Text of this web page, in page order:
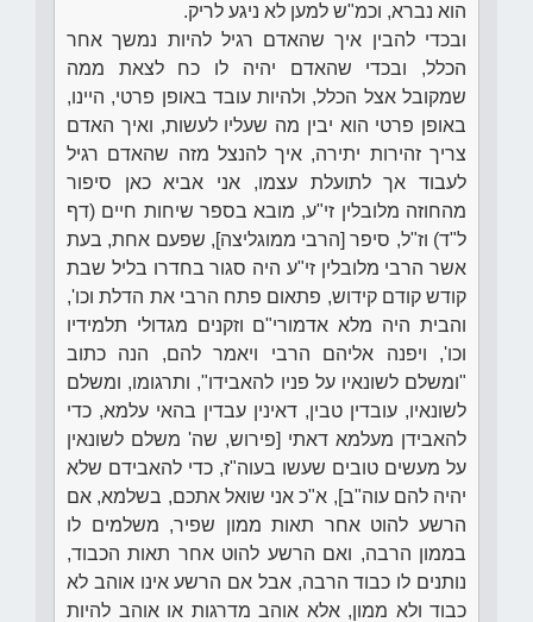
הוא נברא, וכמ"ש למען לא ניגע לריק.
ובכדי להבין איך שהאדם רגיל להיות נמשך אחר
הכלל, ובכדי שהאדם יהיה לו כח לצאת ממה
שמקובל אצל הכלל, ולהיות עובד באופן פרטי, היינו,
באופן פרטי הוא יבין מה שעליו לעשות, ואיך האדם
צריך זהירות יתירה, איך להנצל מזה שהאדם רגיל
לעבוד אך לתועלת עצמו, אני אביא כאן סיפור
מהחוזה מלובלין זי"ע, מובא בספר שיחות חיים (דף
ל"ד) וז"ל, סיפר [הרבי ממוגליצה], שפעם אחת, בעת
אשר הרבי מלובלין זי"ע היה סגור בחדרו בליל שבת
קודש קודם קידוש, פתאום פתח הרבי את הדלת וכו',
והבית היה מלא אדמורי"ם וזקנים מגדולי תלמידיו
וכו', ויפנה אליהם הרבי ויאמר להם, הנה כתוב
"ומשלם לשונאיו על פניו להאבידו", ותרגומו, ומשלם
לשונאיו, עובדין טבין, דאינין עבדין בהאי עלמא, כדי
להאבידן מעלמא דאתי [פירוש, שה' משלם לשונאין
על מעשים טובים שעשו בעוה"ז, כדי להאבידם שלא
יהיה להם עוה"ב], א"כ אני שואל אתכם, בשלמא, אם
הרשע להוט אחר תאות ממון שפיר, משלמים לו
בממון הרבה, ואם הרשע להוט אחר תאות הכבוד,
נותנים לו כבוד הרבה, אבל אם הרשע אינו אוהב לא
כבוד ולא ממון, אלא אוהב מדרגות או אוהב להיות